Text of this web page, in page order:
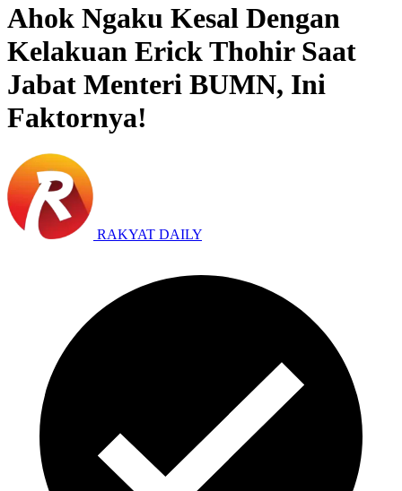
Ahok Ngaku Kesal Dengan
Kelakuan Erick Thohir Saat
Jabat Menteri BUMN, Ini
Faktornya!
RAKYAT DAILY